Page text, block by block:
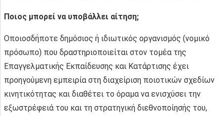
Ποιος μπορεί να υποβάλλει αίτηση;
Οποιοσδήποτε δημόσιος ή ιδιωτικός οργανισμός (νομικό
πρόσωπο) που δραστηριοποιείται στον τομέα της
Επαγγελματικής Εκπαίδευσης και Κατάρτισης έχει
προηγούμενη εμπειρία στη διαχείριση ποιοτικών σχεδίων
κινητικότητας και διαθέτει το όραμα να ενισχύσει την
εξωστρέφειά του και τη στρατηγική διεθνοποίησής του,